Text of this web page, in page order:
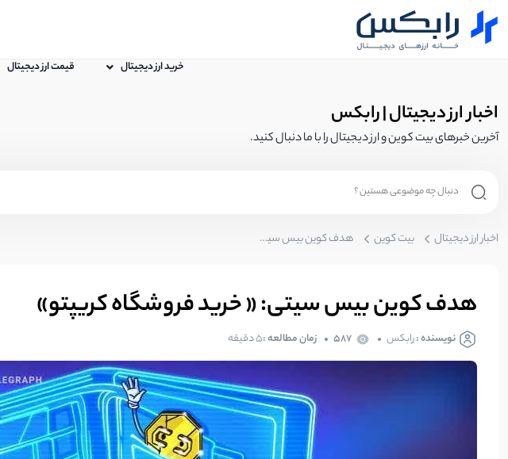
خرید ارز دیجیتال قیمت ارز دیجیتال
اخبار ارز دیجیتال | رابکس
آخرین خبرهای بیت کوین و ارز دیجیتال را با ما دنبال کنید.
اخبار ارز دیجیتال بیت کوین هدف کوین بیس سیتی: « خرید فروشگاه کریپتو»
هدف کوین بیس سیتی: « خرید فروشگاه کریپتو»
نویسنده :رابکس 587 زمان مطالعه :۵ دقیقه